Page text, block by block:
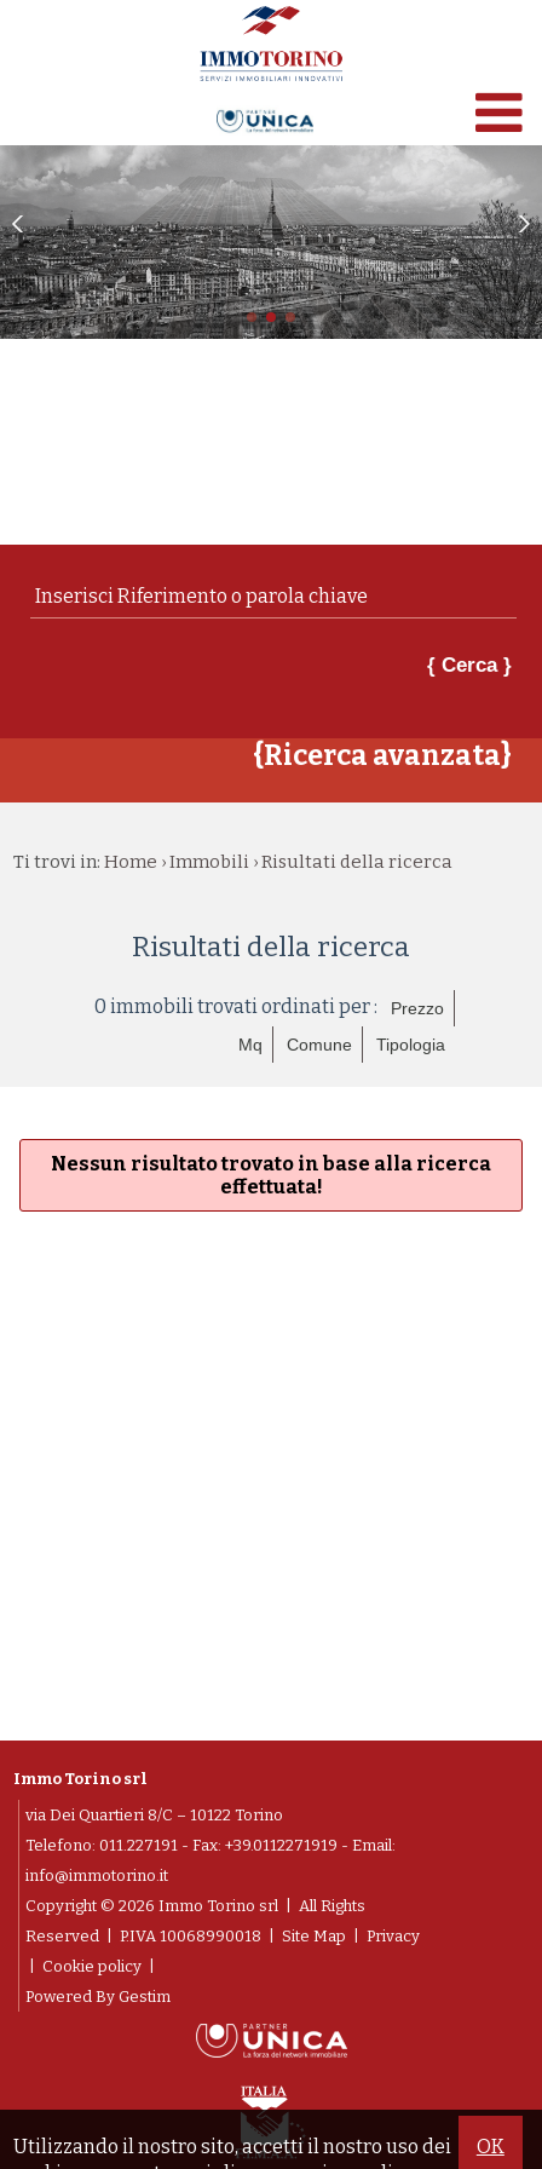
{ Cerca }
{Ricerca avanzata}
Ti trovi in: Home ›Immobili ›Risultati della ricerca
Risultati della ricerca
0 immobili trovati ordinati per :
Prezzo
Mq
Comune Tipologia
Nessun risultato trovato in base alla ricerca
effettuata!
Immo Torino srl
via Dei Quartieri 8/C – 10122 Torino
Telefono: 011.227191- Fax: +39.0112271919 - Email:
info@immotorino.it
Copyright © 2026 Immo Torino srl | All Rights
Reserved | P.IVA 10068990018 Site Map
Privacy
Cookie policy|
Powered By Gestim
Utilizzando il nostro sito, accetti il nostro uso dei
OK